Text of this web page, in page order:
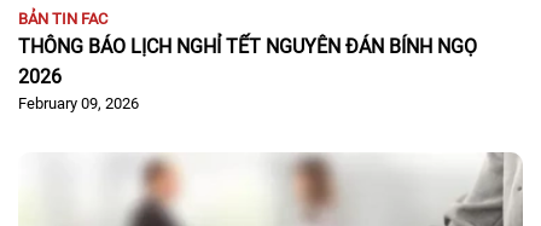
BẢN TIN FAC
THÔNG BÁO LỊCH NGHỈ TẾT NGUYÊN ĐÁN BÍNH NGỌ
2026
February 09, 2026